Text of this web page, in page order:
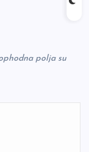
polja su